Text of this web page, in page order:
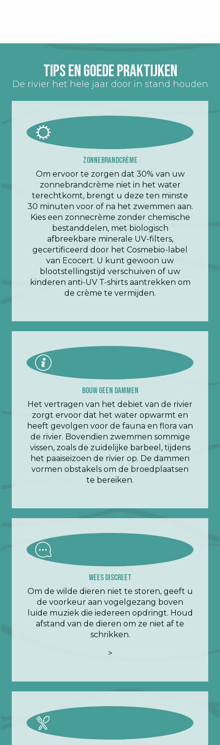
Tips en goede praktijken
De rivier het hele jaar door in stand houden
Zonnebrandcrème
Om ervoor te zorgen dat 30% van uw
zonnebrandcrème niet in het water
terechtkomt, brengt u deze ten minste
30 minuten voor of na het zwemmen aan.
Kies een zonnecrème zonder chemische
bestanddelen, met biologisch
afbreekbare minerale UV-filters,
gecertificeerd door het Cosmebio-label
van Ecocert. U kunt gewoon uw
blootstellingstijd verschuiven of uw
kinderen anti-UV T-shirts aantrekken om
de crème te vermijden.
Bouw geen dammen
Het vertragen van het debiet van de rivier
zorgt ervoor dat het water opwarmt en
heeft gevolgen voor de fauna en flora van
de rivier. Bovendien zwemmen sommige
vissen, zoals de zuidelijke barbeel, tijdens
het paaiseizoen de rivier op. De dammen
vormen obstakels om de broedplaatsen
te bereiken.
Wees discreet
Om de wilde dieren niet te storen, geeft u
de voorkeur aan vogelgezang boven
luide muziek die iedereen opdringt. Houd
afstand van de dieren om ze niet af te
schrikken.
>